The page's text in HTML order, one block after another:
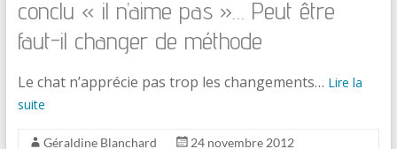
conclu « il n’aime pas »… Peut être
faut-il changer de méthode
Le chat n’apprécie pas trop les changements… Lire la
suite
Géraldine Blanchard
24 novembre 2012